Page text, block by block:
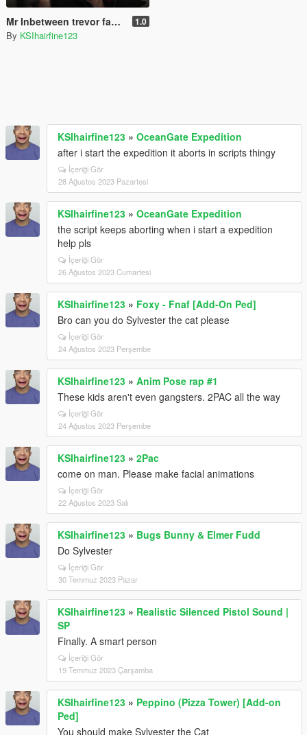
Mr Inbetween trevor face texture replacement 1.0
By KSIhairfine123
KSIhairfine123 » OceanGate Expedition
after i start the expedition it aborts in scripts thingy
İçeriği Gör
28 Ağustos 2023 Pazartesi
KSIhairfine123 » OceanGate Expedition
the script keeps aborting when i start a expedition
help pls
İçeriği Gör
26 Ağustos 2023 Cumartesi
KSIhairfine123 » Foxy - Fnaf [Add-On Ped]
Bro can you do Sylvester the cat please
İçeriği Gör
24 Ağustos 2023 Perşembe
KSIhairfine123 » Anim Pose rap #1
These kids aren't even gangsters. 2PAC all the way
İçeriği Gör
24 Ağustos 2023 Perşembe
KSIhairfine123 » 2Pac
come on man. Please make facial animations
İçeriği Gör
22 Ağustos 2023 Salı
KSIhairfine123 » Bugs Bunny & Elmer Fudd
Do Sylvester
İçeriği Gör
30 Temmuz 2023 Pazar
KSIhairfine123 » Realistic Silenced Pistol Sound |
SP
Finally. A smart person
İçeriği Gör
19 Temmuz 2023 Çarşamba
KSIhairfine123 » Peppino (Pizza Tower) [Add-on
Ped]
You should make Sylvester the Cat